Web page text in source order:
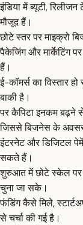
इंडिया में ब्यूटी,
मौजूद हैं।
छोटे स्तर पर माइक्रो
पैकेजिंग और मार्केटिंग
हैं।
ई-कॉमर्स का विस्तार
बाकी है।
पर कैपिटा इनकम बढ़ने
जिससे बिजनेस के
इंटरनेट और डिजिटल
सकते हैं।
शुरुआत में छोटे स्केल पर
चुना जा सके।
फंडिंग कैसे मिले,
से चर्चा की गई है।